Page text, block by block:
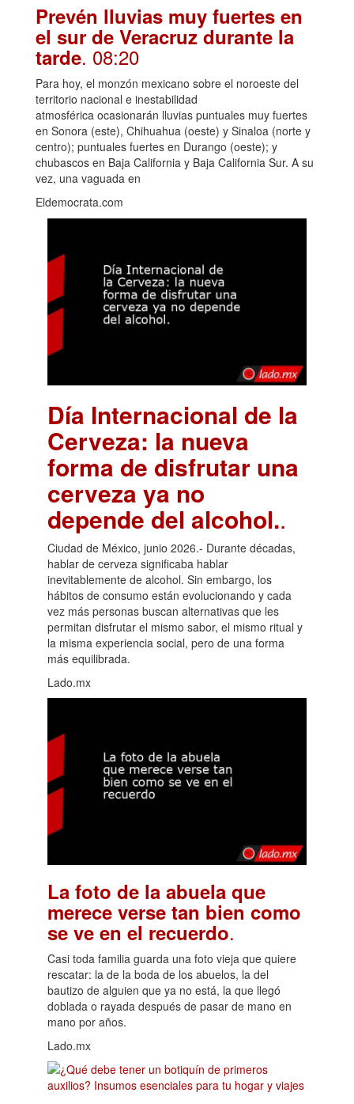
Prevén lluvias muy fuertes en
el sur de Veracruz durante la
tarde. 08:20
Para hoy, el monzón mexicano sobre el noroeste del
territorio nacional e inestabilidad
atmosférica ocasionarán lluvias puntuales muy fuertes
en Sonora (este), Chihuahua (oeste) y Sinaloa (norte y
centro); puntuales fuertes en Durango (oeste); y
chubascos en Baja California y Baja California Sur. A su
vez, una vaguada en
Eldemocrata.com
Día Internacional de la
Cerveza: la nueva
forma de disfrutar una
cerveza ya no
depende del alcohol..
Ciudad de México, junio 2026.- Durante décadas,
hablar de cerveza significaba hablar
inevitablemente de alcohol. Sin embargo, los
hábitos de consumo están evolucionando y cada
vez más personas buscan alternativas que les
permitan disfrutar el mismo sabor, el mismo ritual y
la misma experiencia social, pero de una forma
más equilibrada.
Lado.mx
La foto de la abuela que
merece verse tan bien como
se ve en el recuerdo.
Casi toda familia guarda una foto vieja que quiere
rescatar: la de la boda de los abuelos, la del
bautizo de alguien que ya no está, la que llegó
doblada o rayada después de pasar de mano en
mano por años.
Lado.mx